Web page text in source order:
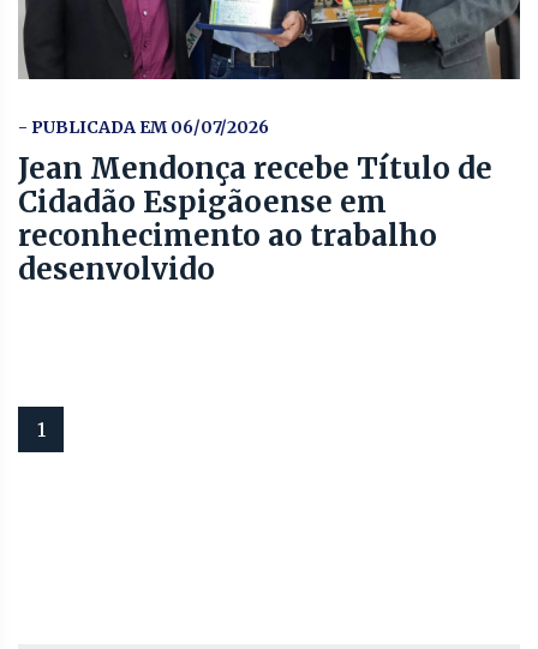
- PUBLICADA EM 06/07/2026
Jean Mendonça recebe Título de
Cidadão Espigãoense em
reconhecimento ao trabalho
desenvolvido
1